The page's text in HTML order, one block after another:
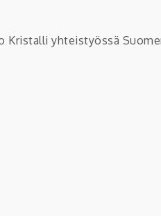
yhteistyössä